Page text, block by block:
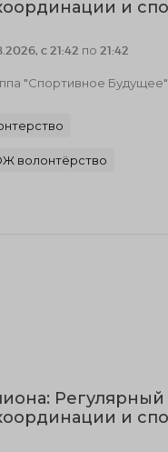
и
c 21:42 по 21:42
"Спортивное Будущее"
волонтёрство
и